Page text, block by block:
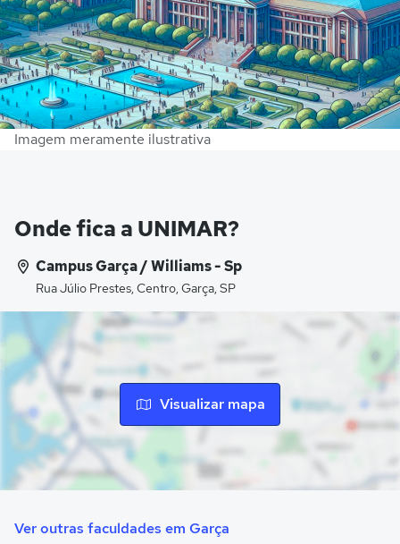
Imagem meramente ilustrativa
Onde fica a UNIMAR?
Campus Garça / Williams - Sp
Rua Júlio Prestes, Centro, Garça, SP
Visualizar mapa
Ver outras faculdades em Garça